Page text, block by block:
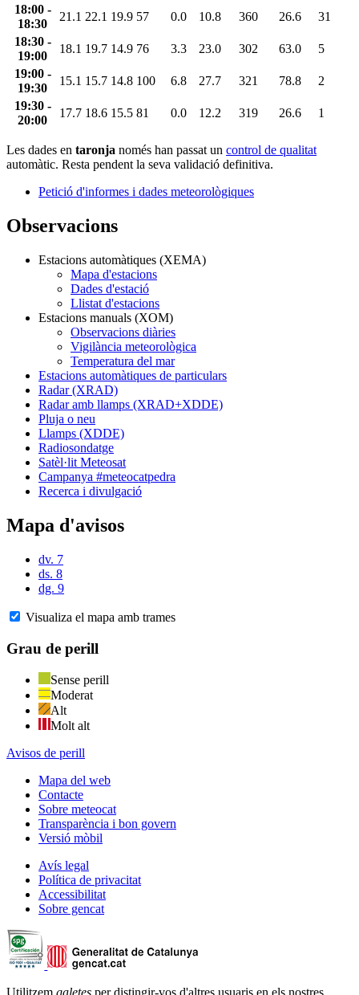
18:00 -
18:30
21.1 22.1 19.9 57 0.0 10.8 360 26.6
31
18:30 -
19:00
18.1 19.7 14.9 76 3.3 23.0 302 63.0
5
19:00 -
19:30
15.1 15.7 14.8 100 6.8 27.7 321 78.8
2
19:30 -
20:00
17.7 18.6 15.5 81 0.0 12.2 319 26.6 1
Les dades en taronja només han passat un control de qualitat
automàtic. Resta pendent la seva validació definitiva.
Petició d'informes i dades meteorològiques
Observacions
Estacions automàtiques (XEMA)
Mapa d'estacions
Dades d'estació
Llistat d'estacions
Estacions manuals (XOM)
Observacions diàries
Vigilància meteorològica
Temperatura del mar
Estacions automàtiques de particulars
Radar (XRAD)
Radar amb llamps (XRAD+XDDE)
Pluja o neu
Llamps (XDDE)
Radiosondatge
Satèl·lit Meteosat
Campanya #meteocatpedra
Recerca i divulgació
Mapa d'avisos
dv. 7
ds. 8
dg. 9
Visualiza el mapa amb trames
Grau de perill
Sense perill
Moderat
Alt
Molt alt
Avisos de perill
Mapa del web
Contacte
Sobre meteocat
Transparència i bon govern
Versió mòbil
Avís legal
Política de privacitat
Accessibilitat
Sobre gencat